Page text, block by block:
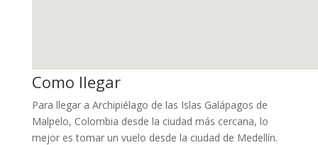
Como llegar
Para llegar a Archipiélago de las Islas Galápagos de
Malpelo, Colombia desde la ciudad más cercana, lo
mejor es tomar un vuelo desde la ciudad de Medellín.